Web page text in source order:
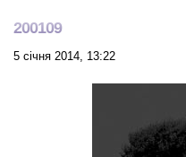
200109
5 січня 2014, 13:22